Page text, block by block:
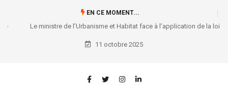
EN CE MOMENT...
Le ministre de l’Urbanisme et Habitat face à l’application de la loi
N°15/025 du 31/12/2015...: L’honorable Éric Tshikuma plaide en faveur
11 octobre 2025